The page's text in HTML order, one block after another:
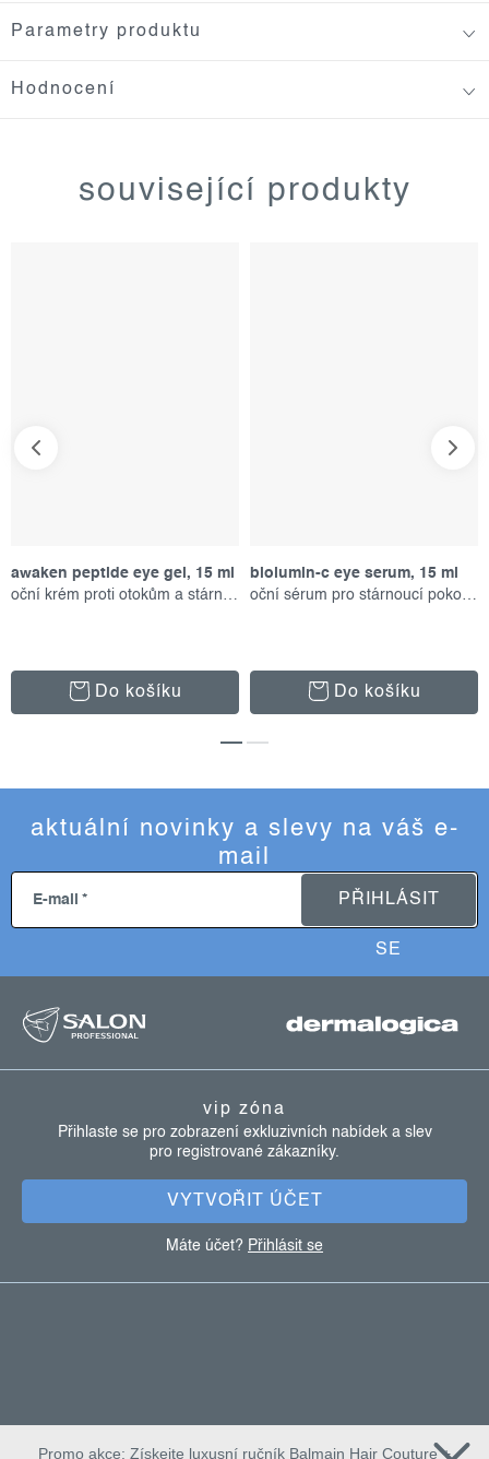
Parametry produktu
Hodnocení
související produkty
awaken peptide eye gel, 15 ml
oční krém proti otokům a stárnutí
Do košíku
biolumin-c eye serum, 15 ml
oční sérum pro stárnoucí pokožku
Do košíku
aktuální novinky a slevy na váš e-
mail
E-mail PŘIHLÁSIT
SE
vip zóna
Přihlaste se pro zobrazení exkluzivních nabídek a slev
pro registrované zákazníky.
VYTVOŘIT ÚČET
Máte účet? Přihlásit se
Promo akce: Získejte luxusní ručník Balmain Hair Couture +